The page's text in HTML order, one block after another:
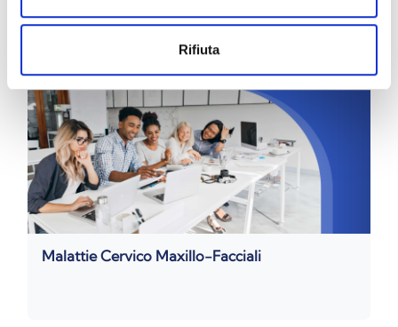
Rifiuta
Malattie Cervico Maxillo-Facciali